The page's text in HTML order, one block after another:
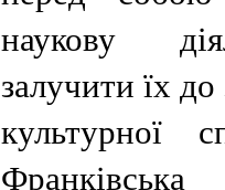
наукову
залучити їх
культурної